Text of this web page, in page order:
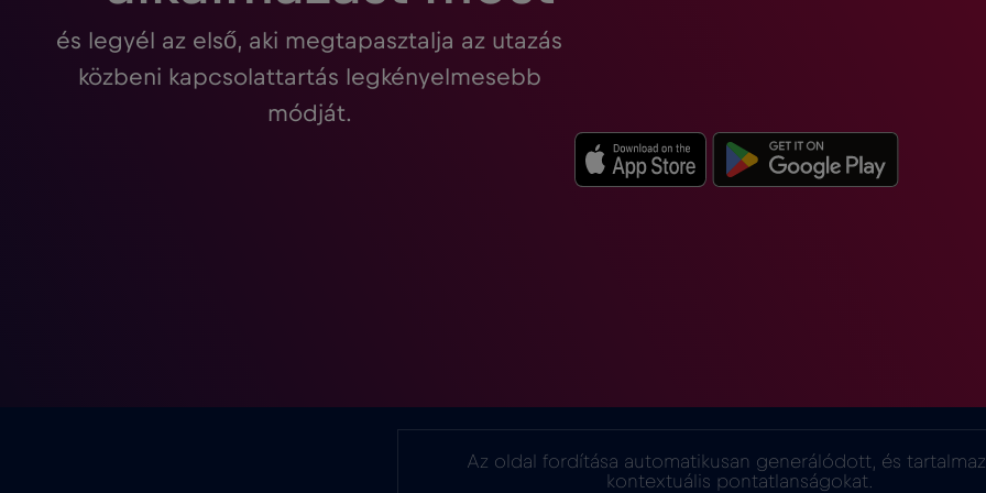
és legyél az első, aki megtapasztalja az utazás
közbeni kapcsolattartás legkényelmesebb
módját.
Az oldal fordítása automatikusan generálódott, és
kontextuális pontatlanságokat.